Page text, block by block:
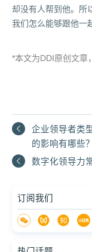
却没有人帮到他。所
我们怎么能够跟他一
*本文为DDI原创文章
企业领导者类
的影响有哪些？
数字化领导力
订阅我们